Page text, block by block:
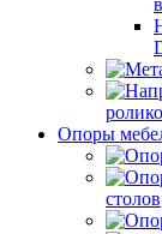
Опоры
столов